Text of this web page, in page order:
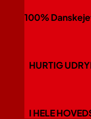
100%
HURTIG
I HELE